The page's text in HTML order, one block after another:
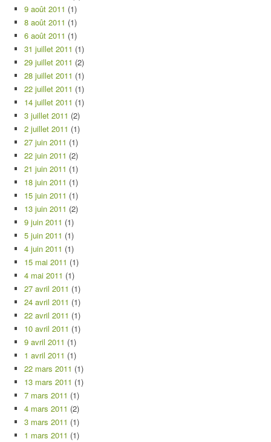
9 août 2011 (1)
8 août 2011 (1)
6 août 2011 (1)
31 juillet 2011 (1)
29 juillet 2011 (2)
28 juillet 2011 (1)
22 juillet 2011 (1)
14 juillet 2011 (1)
3 juillet 2011 (2)
2 juillet 2011 (1)
27 juin 2011 (1)
22 juin 2011 (2)
21 juin 2011 (1)
18 juin 2011 (1)
15 juin 2011 (1)
13 juin 2011 (2)
9 juin 2011 (1)
5 juin 2011 (1)
4 juin 2011 (1)
15 mai 2011 (1)
4 mai 2011 (1)
27 avril 2011 (1)
24 avril 2011 (1)
22 avril 2011 (1)
10 avril 2011 (1)
9 avril 2011 (1)
1 avril 2011 (1)
22 mars 2011 (1)
13 mars 2011 (1)
7 mars 2011 (1)
4 mars 2011 (2)
3 mars 2011 (1)
1 mars 2011 (1)